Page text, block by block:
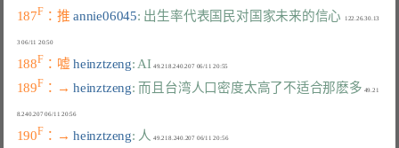
187F ：推 annie06045: 出生率代表国民对国家未来的信心
  122.26.30.13
3 06/11 20:50
188F ：嘘 heinztzeng: AI
189F ：→ heinztzeng: 而且台湾人口密度太高了不适合那麽多 49.21
190F ：→ heinztzeng: 人 49.218.240.207 06/11 20:56